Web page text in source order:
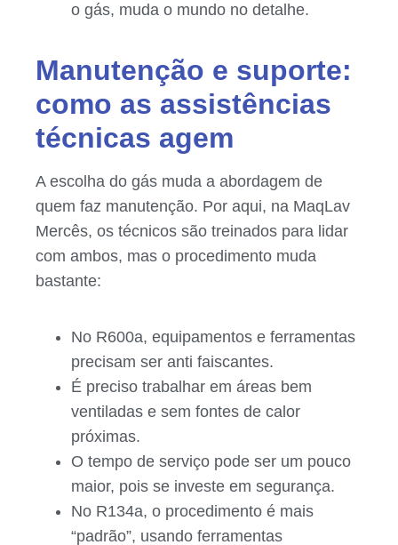
o gás, muda o mundo no detalhe.
Manutenção e suporte:
como as assistências
técnicas agem
A escolha do gás muda a abordagem de
quem faz manutenção. Por aqui, na MaqLav
Mercês, os técnicos são treinados para lidar
com ambos, mas o procedimento muda
bastante:
No R600a, equipamentos e ferramentas
precisam ser anti faiscantes.
É preciso trabalhar em áreas bem
ventiladas e sem fontes de calor
próximas.
O tempo de serviço pode ser um pouco
maior, pois se investe em segurança.
No R134a, o procedimento é mais
“padrão”, usando ferramentas